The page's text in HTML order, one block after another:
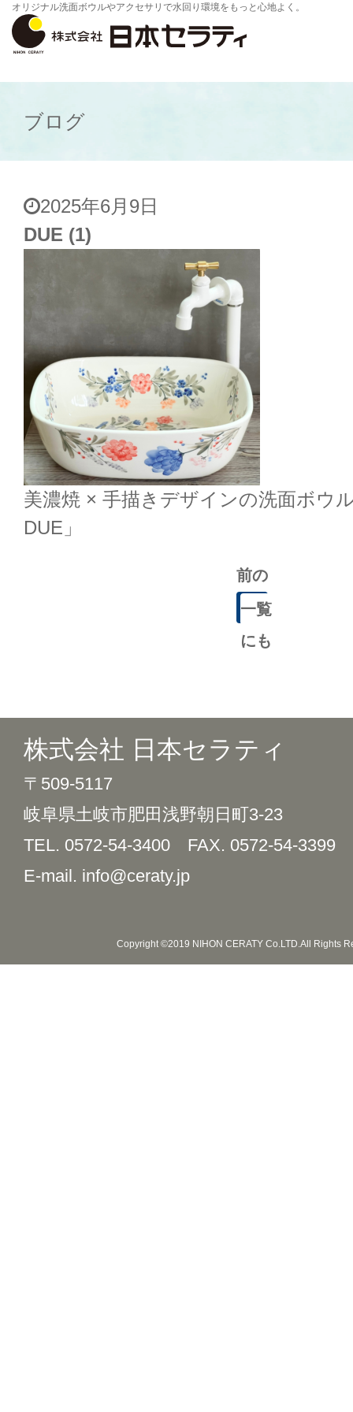
オリジナル洗面ボウルやアクセサリで水回り環境をもっと心地よく。
ブログ
2025年6月9日
DUE (1)
美濃焼 × 手描きデザインの洗面ボウ
DUE」
前の
記事
一覧
にも
株式会社 日本セラティ
〒509-5117
岐阜県土岐市肥田浅野朝日町3-23
TEL. 0572-54-3400 FAX. 0572-54-3399
E-mail. info@ceraty.jp
Copyright ©2019 NIHON CERATY Co.LTD.All Rights